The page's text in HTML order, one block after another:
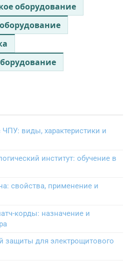
оборудование
виды, характеристики и
институт: обучение в
свойства, применение и
корды: назначение и
защиты для электрощитового